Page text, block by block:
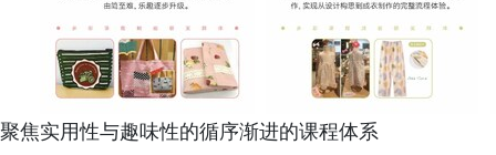
聚焦实用性与趣味性的循序渐进的课程体系